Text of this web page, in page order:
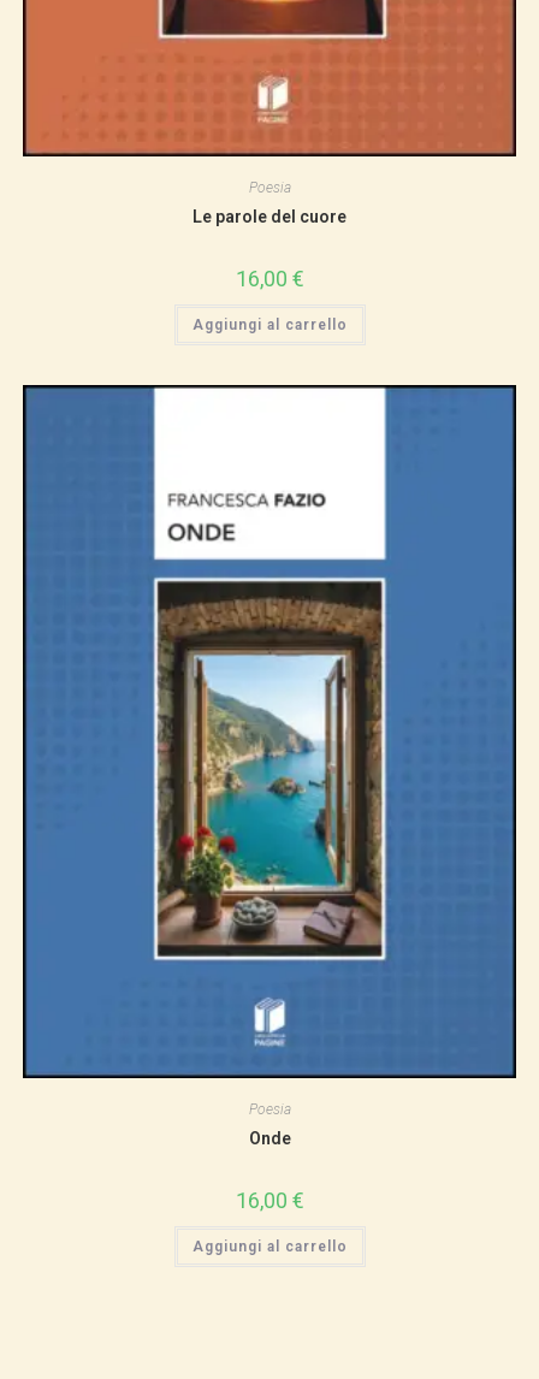
Poesia
Le parole del cuore
16,00 €
Aggiungi al carrello
Poesia
Onde
16,00 €
Aggiungi al carrello